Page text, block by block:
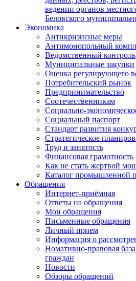
ведении органов
Беловского
Экономика
Антикризисные меры
Антимонопольный
Ведомственный контроль
Муниципальные закупки
Оценка регулирующего
Потребительский рынок
Предпринимательство
Соотечественникам
Социально-
Социальный паспорт
Стандарт развития
Стратегическое
Труд и занятость
Финансовая грамотность
Как не стать жертвой
Каталог промышленной
Обращения
Интернет-приёмная
Ответы на обращения
Мои обращения
Письменные обращения
Личный прием
Информация о
Номативно-правовая
граждан
Новости
Обзоры обращений